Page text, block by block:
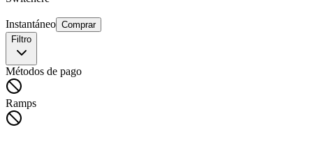
Instantáneo Comprar
Filtro
Métodos de pago
Ramps